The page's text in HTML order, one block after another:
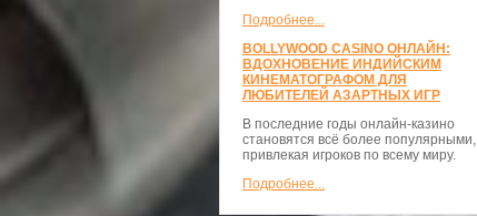
Подробнее...
BOLLYWOOD CASINO ОНЛАЙН:
ВДОХНОВЕНИЕ ИНДИЙСКИМ
КИНЕМАТОГРАФОМ ДЛЯ
ЛЮБИТЕЛЕЙ АЗАРТНЫХ ИГР
В последние годы онлайн-казино
становятся всё более популярными,
привлекая игроков по всему миру.
Подробнее...